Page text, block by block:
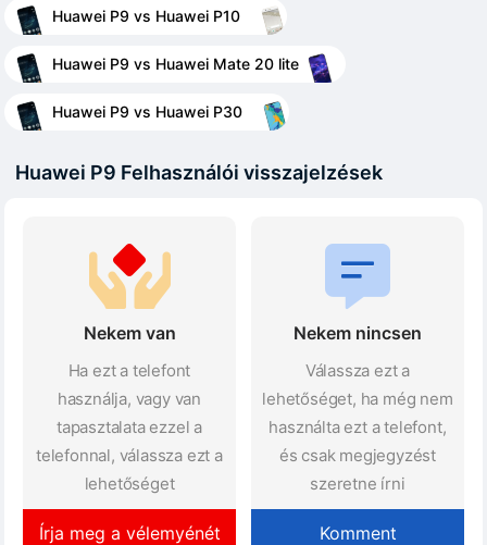
Huawei P9 vs Huawei P10
Huawei P9 vs Huawei Mate 20 lite
Huawei P9 vs Huawei P30
Huawei P9 Felhasználói visszajelzések
Nekem van
Ha ezt a telefont
használja, vagy van
tapasztalata ezzel a
telefonnal, válassza ezt a
lehetőséget
Írja meg a vélemyénét
Nekem nincsen
Válassza ezt a
lehetőséget, ha még nem
használta ezt a telefont,
és csak megjegyzést
szeretne írni
Komment